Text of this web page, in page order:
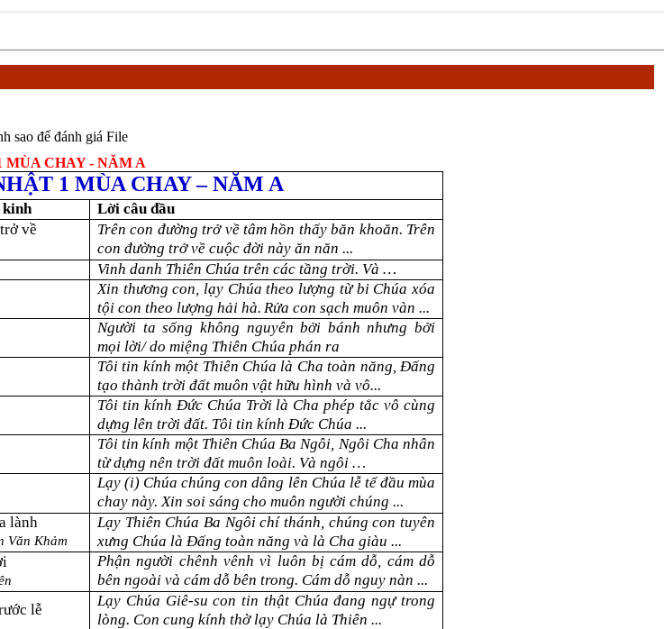
sao để đánh giá File
MÙA CHAY - NĂM A
1 MÙA CHAY– NĂM A
kinh
Lời câu đầu
về
Trên con đường trở về tâm hồn thấy băn khoăn. Trên
con đường trở về cuộc đời này ăn năn ...
Vinh danh Thiên Chúa trên các tầng trời. Và …
Xin thương con, lạy Chúa theo lượng từ bi Chúa xóa
tội con theo lượng hải hà. Rửa con sạch muôn vàn ...
Người ta sống không nguyên bởi bánh nhưng bởi
mọi lời/ do miệng Thiên Chúa phán ra
Tôi tin kính một Thiên Chúa là Cha toàn năng, Đấng
tạo thành trời đất muôn vật hữu hình và vô...
Tôi tin kính Đức Chúa Trời là Cha phép tắc vô cùng
dựng lên trời đất. Tôi tin kính Đức Chúa ...
Tôi tin kính một Thiên Chúa Ba Ngôi, Ngôi Cha nhân
từ dựng nên trời đất muôn loài. Và ngôi …
Lạy (i) Chúa chúng con dâng lên Chúa lễ tế đầu mùa
chay này. Xin soi sáng cho muôn người chúng ...
lành
Văn Khảm
Lạy Thiên Chúa Ba Ngôi chí thánh, chúng con tuyên
xưng Chúa là Đấng toàn năng và là Cha giàu ...
Phận người chênh vênh vì luôn bị cám dỗ, cám dỗ
bên ngoài và cám dỗ bên trong. Cám dỗ nguy nàn ...
lễ
Lạy Chúa Giê-su con tin thật Chúa đang ngự trong
lòng. Con cung kính thờ lạy Chúa là Thiên ...